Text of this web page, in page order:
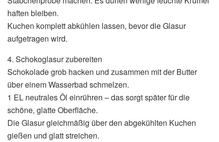
haften bleiben.
Kuchen komplett abkühlen lassen, bevor die Glasur
aufgetragen wird.
4. Schokoglasur zubereiten
Schokolade grob hacken und zusammen mit der Butter
über einem Wasserbad schmelzen.
1 EL neutrales Öl einrühren – das sorgt später für die
schöne, glatte Oberfläche.
Die Glasur gleichmäßig über den abgekühlten Kuchen
gießen und glatt streichen.